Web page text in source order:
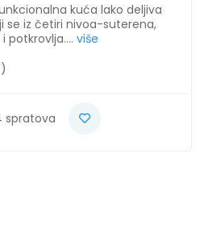
kuća lako deljiva
se iz četiri nivoa-suterena,
potkrovlja.... više
spratova